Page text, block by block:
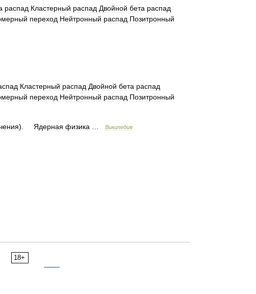
распад Кластерный распад Двойной бета распад
переход Нейтронный распад Позитронный
Кластерный распад Двойной бета распад
переход Нейтронный распад Позитронный
). Ядерная физика Википедия
18+